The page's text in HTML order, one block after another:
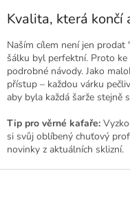
Kvalita, která končí
Naším cílem není jen prodat
šálku byl perfektní. Proto
podrobné návody. Jako
přístup – každou várku
aby byla každá šarže stejně
Tip pro věrné kafaře:
si svůj oblíbený chuťový
novinky z aktuálních sklizní.
Z